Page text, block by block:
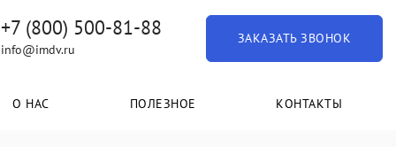
+7 (800) 500-81-88
info@imdv.ru
ЗАКАЗАТЬ ЗВОНОК
О НАС ПОЛЕЗНОЕ КОНТАКТЫ